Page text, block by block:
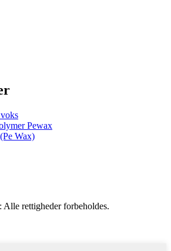
Pewax
Wax)
rettigheder forbeholdes.